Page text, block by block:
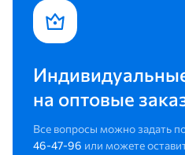
на оптовые
Все вопросы можно задать
46-47-96 или можете